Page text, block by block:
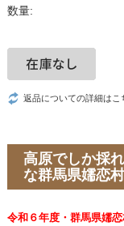
数量:
返品についての詳細はこ
高原でしか採
な群馬県嬬恋村
令和６年度・群馬県嬬